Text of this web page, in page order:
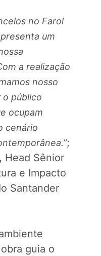
no Farol
um
a realização
nosso
público
ocupam
cenário
;
, Head Sênior
e Impacto
Santander
guia o